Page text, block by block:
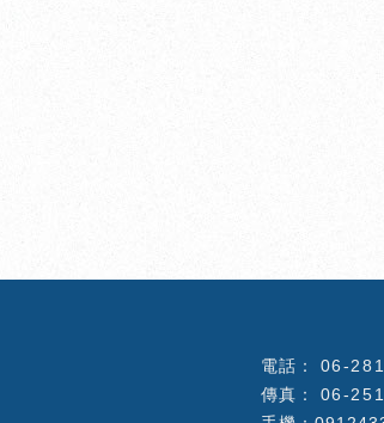
06-
06-